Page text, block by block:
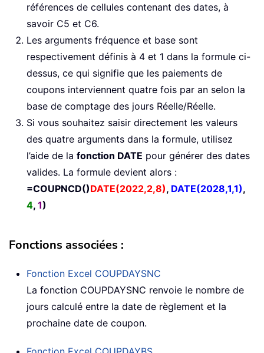
références de cellules contenant des dates, à
savoir C5 et C6.
Les arguments fréquence et base sont
respectivement définis à 4 et 1 dans la formule ci-
dessus, ce qui signifie que les paiements de
coupons interviennent quatre fois par an selon la
base de comptage des jours Réelle/Réelle.
Si vous souhaitez saisir directement les valeurs
des quatre arguments dans la formule, utilisez
l’aide de la fonction DATE pour générer des dates
valides. La formule devient alors :
=COUPNCD()DATE(2022,2,8), DATE(2028,1,1),
4, 1)
Fonctions associées :
Fonction Excel COUPDAYSNC
La fonction COUPDAYSNC renvoie le nombre de
jours calculé entre la date de règlement et la
prochaine date de coupon.